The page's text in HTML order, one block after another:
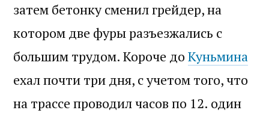
затем бетонку сменил грейдер, на
котором две фуры разъезжались с
большим трудом. Короче до Куньмина
ехал почти три дня, с учетом того, что
на трассе проводил часов по 12. один